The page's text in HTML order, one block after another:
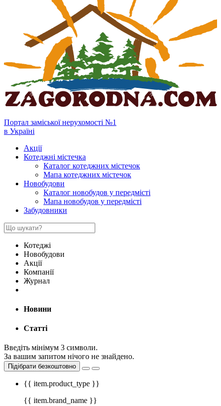
Портал заміської нерухомості №1
в Україні
Акції
Котеджні містечка
Каталог котеджних містечок
Мапа котеджних містечок
Новобудови
Каталог новобудов у передмісті
Мапа новобудов у передмісті
Забудовники
Котеджі
Новобудови
Акції
Компанії
Журнал
Новини
Статті
Введіть мінімум 3 символи.
За вашим запитом нічого не знайдено.
Підібрати безкоштовно
{{ item.product_type }}
{{ item.brand_name }}